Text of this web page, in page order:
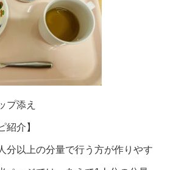
プ添え
紹介】
分以上の分量で行う方が作りやす